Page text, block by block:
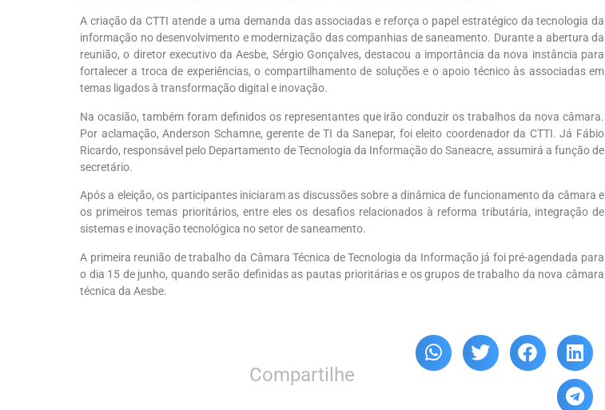
A criação da CTTI atende a uma demanda das associadas e reforça o papel estratégico da tecnologia da
informação no desenvolvimento e modernização das companhias de saneamento. Durante a abertura da
reunião, o diretor executivo da Aesbe, Sérgio Gonçalves, destacou a importância da nova instância para
fortalecer a troca de experiências, o compartilhamento de soluções e o apoio técnico às associadas em
temas ligados à transformação digital e inovação.
Na ocasião, também foram definidos os representantes que irão conduzir os trabalhos da nova câmara.
Por aclamação, Anderson Schamne, gerente de TI da Sanepar, foi eleito coordenador da CTTI. Já Fábio
Ricardo, responsável pelo Departamento de Tecnologia da Informação do Saneacre, assumirá a função de
secretário.
Após a eleição, os participantes iniciaram as discussões sobre a dinâmica de funcionamento da câmara e
os primeiros temas prioritários, entre eles os desafios relacionados à reforma tributária, integração de
sistemas e inovação tecnológica no setor de saneamento.
A primeira reunião de trabalho da Câmara Técnica de Tecnologia da Informação já foi pré-agendada para
o dia 15 de junho, quando serão definidas as pautas prioritárias e os grupos de trabalho da nova câmara
técnica da Aesbe.
Compartilhe